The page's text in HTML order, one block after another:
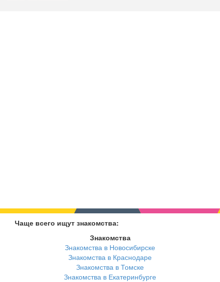
Чаще всего ищут знакомства:
Знакомства
Знакомства в Новосибирске
Знакомства в Краснодаре
Знакомства в Томске
Знакомства в Екатеринбурге